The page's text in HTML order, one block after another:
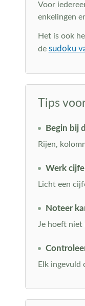
Voor
enkelingen
Het is ook
de sudoku
Tips
Begin bij
Rijen,
Werk
Licht een
Noteer
Je hoeft
Elk ingevuld